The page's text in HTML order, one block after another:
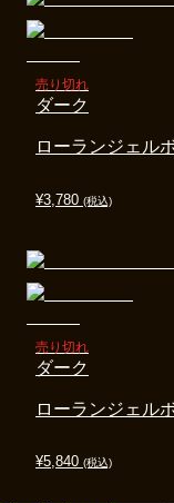
¥3,780 (税込)
売り切れ
ローランジェル
ダーク
¥5,840 (税込)
売り切れ
ローランジェル
ダーク